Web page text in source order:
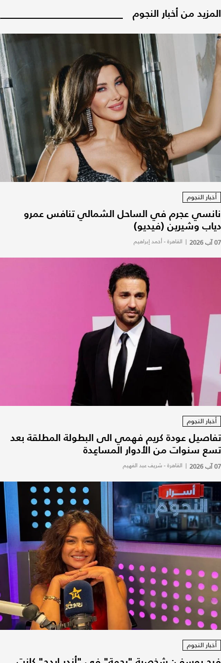
المزيد من أخبار النجوم
أخبار النجوم
نانسي عجرم في الساحل الشمالي تنافس عمرو
دياب وشيرين (فيديو)
07 آب 2026 | القاهرة - أحمد إبراهيم
أخبار النجوم
تفاصيل عودة كريم فهمي الى البطولة المطلقة بعد
تسع سنوات من الأدوار المساعِدة
07 آب 2026 | القاهرة - شريف عبد الفهيم
أخبار النجوم